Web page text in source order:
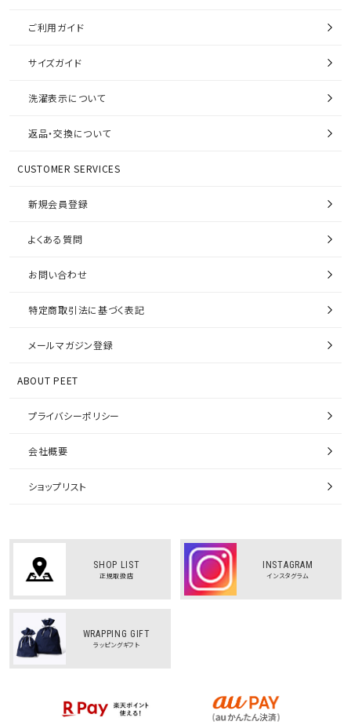
ご利用ガイド
サイズガイド
洗濯表示について
返品・交換について
CUSTOMER SERVICES
新規会員登録
よくある質問
お問い合わせ
特定商取引法に基づく表記
メールマガジン登録
ABOUT PEET
プライバシーポリシー
会社概要
ショップリスト
SHOP LIST
正規取扱店
INSTAGRAM
インスタグラム
WRAPPING GIFT
ラッピングギフト